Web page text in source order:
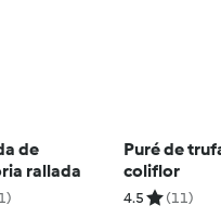
de
rallada
Puré de
coliflor
4.5 (11)